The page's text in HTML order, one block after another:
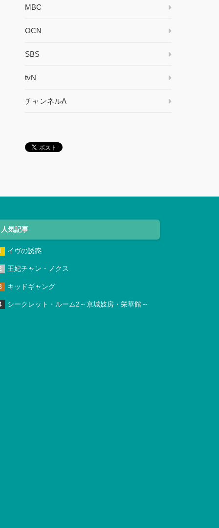
MBC
OCN
SBS
tvN
チャンネルA
人気記事
イヴの誘惑
王妃チャン・ノクス
キッドギャング
シークレット・ルーム2～京城妓房・栄華館～